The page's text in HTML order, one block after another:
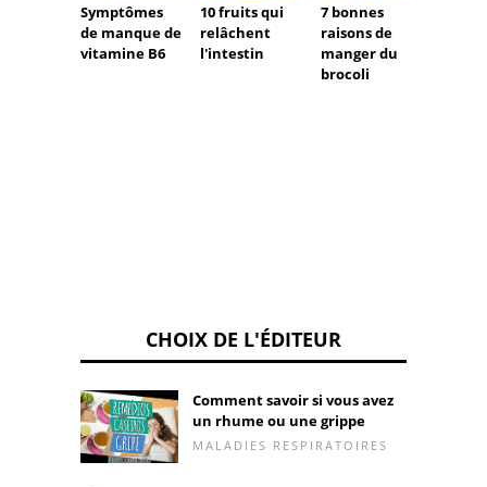
Symptômes
de manque de
vitamine B6
10 fruits qui
relâchent
l'intestin
7 bonnes
raisons de
manger du
brocoli
CHOIX DE L'ÉDITEUR
Comment savoir si vous avez
un rhume ou une grippe
MALADIES RESPIRATOIRES